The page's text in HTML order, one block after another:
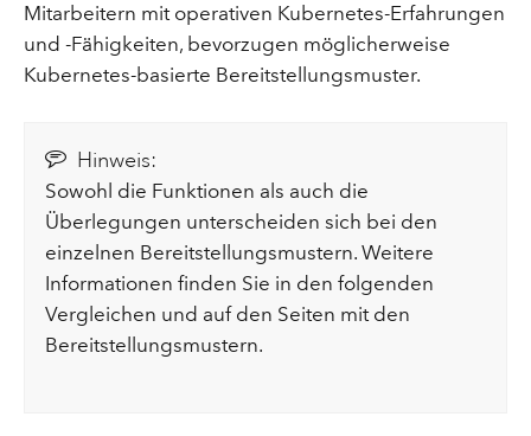
Mitarbeitern mit operativen Kubernetes-Erfahrungen
und -Fähigkeiten, bevorzugen möglicherweise
Kubernetes-basierte Bereitstellungsmuster.
Hinweis:
Sowohl die Funktionen als auch die
Überlegungen unterscheiden sich bei den
einzelnen Bereitstellungsmustern. Weitere
Informationen finden Sie in den folgenden
Vergleichen und auf den Seiten mit den
Bereitstellungsmustern.